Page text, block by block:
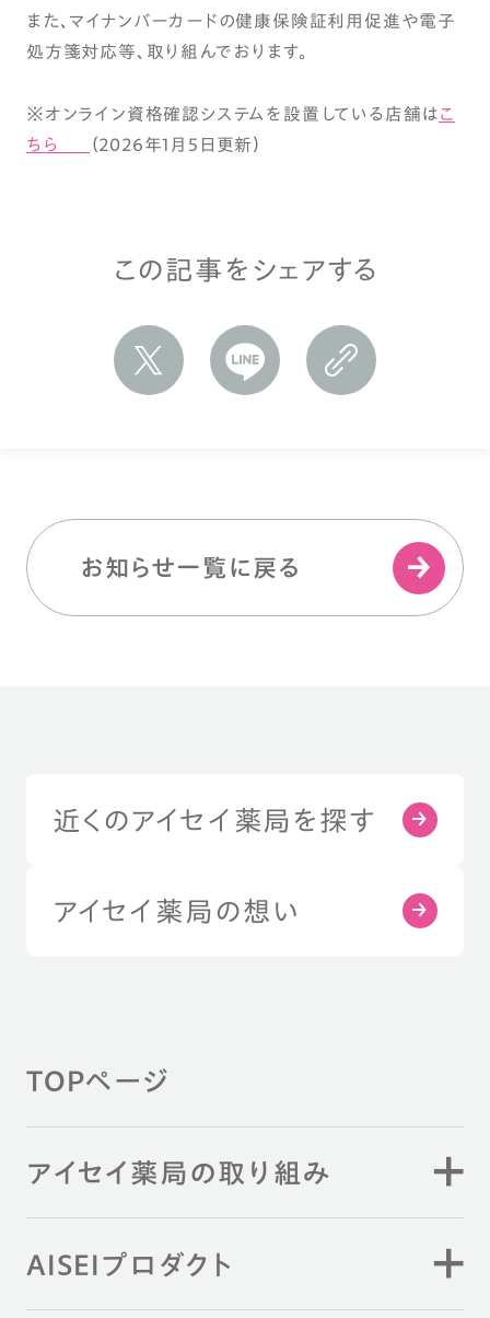
また、マイナンバーカードの健康保険証利用促進や電子
処方箋対応等、取り組んでおります。
※オンライン資格確認システムを設置している店舗はこ
ちら
（2026年1月5日更新）
この記事をシェアする
お知らせ一覧に戻る
近くのアイセイ薬局を探す
アイセイ薬局の想い
TOPページ
アイセイ薬局の取り組み
AISEIプロダクト